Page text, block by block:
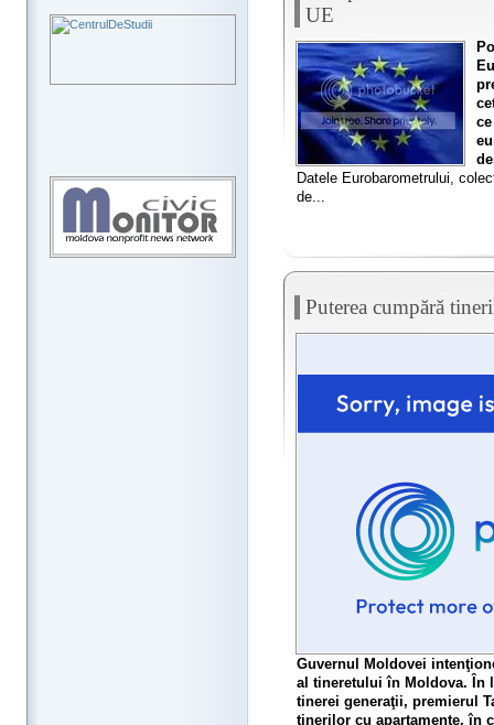
UE
Datele Eurobarometrului,
de...
Puterea cumpără
Guvernul Moldovei
al tineretului în Moldova. În
tinerei generaţii, premierul
tinerilor cu apartamente, în